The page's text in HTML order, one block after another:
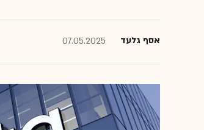
אסף גלעד 07.05.2025